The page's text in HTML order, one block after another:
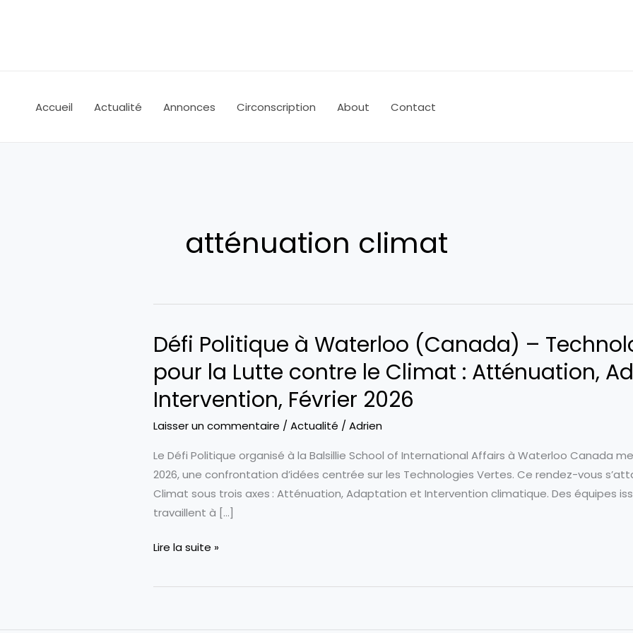
Accueil Actualité Annonces Circonscription About Contact
atténuation climat
Défi Politique à Waterloo (Canada) –
pour la Lutte contre le Climat : Atténuation,
Intervention, Février 2026
Laisser un commentaire /Actualité /Adrien
Le Défi Politique organisé à la Balsillie School of International Affairs à Waterloo Canada
2026, une confrontation d’idées centrée sur les Technologies Vertes. Ce rendez-vous
Climat sous trois axes : Atténuation, Adaptation et Intervention climatique. Des équipes
travaillent à […]
Défi
à
Lire la suite »